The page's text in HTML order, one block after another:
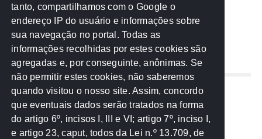
Receita Federal Sem categoria
TCE-MT TCU TRE
REDE NOS ESTADOS
Mato Grosso do Sul
Paraná
Nacional
tanto, compartilhamos com o Google o
endereço IP do usuário e informações sobre
sua navegação no portal. Todas as
informações recolhidas por estes cookies são
agregadas e, por conseguinte, anônimas. Se
não permitir estes cookies, não saberemos
quando visitou o nosso site. Assim, concordo
que eventuais dados serão tratados na forma
do artigo 6º, incisos I, III e VI; artigo 7º, inciso I,
e artigo 23, caput, todos da Lei n.º 13.709, de